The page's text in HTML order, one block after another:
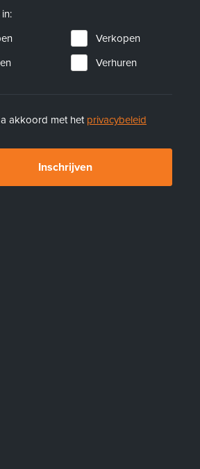
Verkopen
Verhuren
akkoord met het privacybeleid
Inschrijven